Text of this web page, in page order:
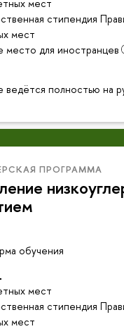
мест
стипендия
мест
место для иностранцев
ведётся полностью на
ПРОГРАММА
обучения
мест
стипендия
мест